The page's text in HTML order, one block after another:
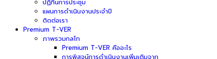
ปฏิทินการประชุม
แผนการดำเนินงานประจำปี
ติดต่อเรา
Premium T-VER
ภาพรวมกลไก
Premium T-VER คืออะไร
การพิสูจน์การดำเนินงานเพิ่มเติมจาก